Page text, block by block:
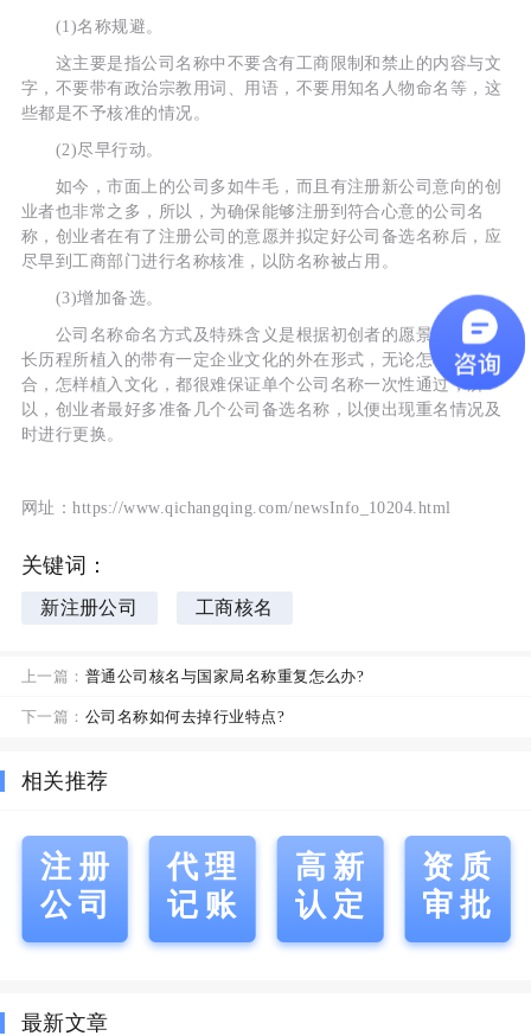
(1)名称规避。
这主要是指公司名称中不要含有工商限制和禁止的内容与文
字，不要带有政治宗教用词、用语，不要用知名人物命名等，这
些都是不予核准的情况。
(2)尽早行动。
如今，市面上的公司多如牛毛，而且有注册新公司意向的创
业者也非常之多，所以，为确保能够注册到符合心意的公司名
称，创业者在有了注册公司的意愿并拟定好公司备选名称后，应
尽早到工商部门进行名称核准，以防名称被占用。
(3)增加备选。
公司名称命名方式及特殊含义是根据初创者的愿景及自身成
长历程所植入的带有一定企业文化的外在形式，无论怎样排列组
合，怎样植入文化，都很难保证单个公司名称一次性通过，所
以，创业者最好多准备几个公司备选名称，以便出现重名情况及
时进行更换。
网址：https://www.qichangqing.com/newsInfo_10204.html
关键词：
新注册公司 工商核名
上一篇： 普通公司核名与国家局名称重复怎么办?
下一篇： 公司名称如何去掉行业特点?
相关推荐
注册
公司
代理
记账
高新
认定
资质
审批
最新文章